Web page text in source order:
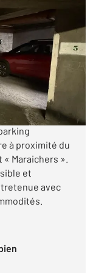
à proximité du
Maraichers ».
et
avec